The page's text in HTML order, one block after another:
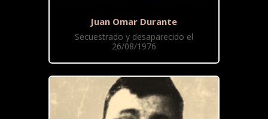
Juan Omar Durante
Secuestrado y desaparecido el
26/08/1976